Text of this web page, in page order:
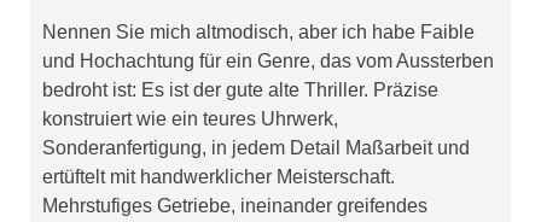
Nennen Sie mich altmodisch, aber ich habe Faible
und Hochachtung für ein Genre, das vom Aussterben
bedroht ist: Es ist der gute alte Thriller. Präzise
konstruiert wie ein teures Uhrwerk,
Sonderanfertigung, in jedem Detail Maßarbeit und
ertüftelt mit handwerklicher Meisterschaft.
Mehrstufiges Getriebe, ineinander greifendes